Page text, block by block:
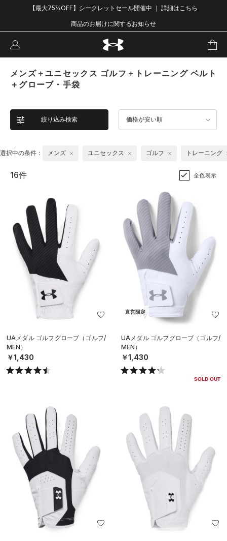
【最大75%OFF】シークレットセール開催中 ｜ 詳細はこちら
商品のお届けに関するお知らせ
メンズ＋ユニセックス ゴルフ＋トレーニング ベルト
＋グローブ・手袋
絞り込み検索 価格が安い順
選択中の条件： メンズ ユニセックス ゴルフ トレーニング
16件 全色表示
UAメダル ゴルフグローブ（ゴルフ/
MEN）
￥1,430
直営限定
UAメダル ゴルフグローブ（ゴルフ/
MEN）
￥1,430
SOLD OUT